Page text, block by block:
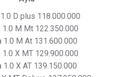
D plus 118.000.000
1.0 M Mt 122.350.000
1.0 M At 131.600.000
1.0 X MT 129.900.000
1.0 X AT 139.150.000